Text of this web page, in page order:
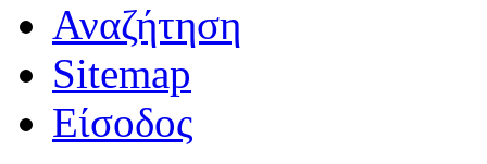
Αναζήτηση
Sitemap
Είσοδος